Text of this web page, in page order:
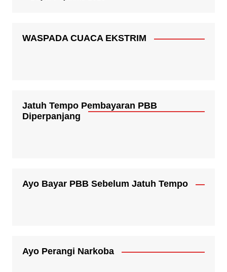
WASPADA CUACA EKSTRIM
Jatuh Tempo Pembayaran PBB
Diperpanjang
Ayo Bayar PBB Sebelum Jatuh Tempo
Ayo Perangi Narkoba